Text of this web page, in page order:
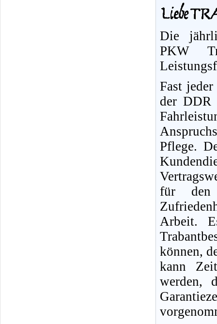
Die
PKW
Fast
der DDR
Pflege.
für den
Arbeit.
können,
kann
werden,